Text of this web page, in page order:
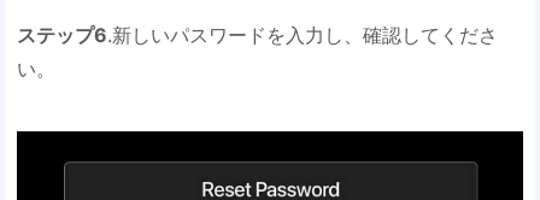
ステップ6.新しいパスワードを入力し、確認してくださ
い。